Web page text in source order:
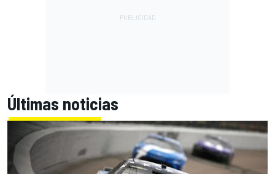
Últimas noticias